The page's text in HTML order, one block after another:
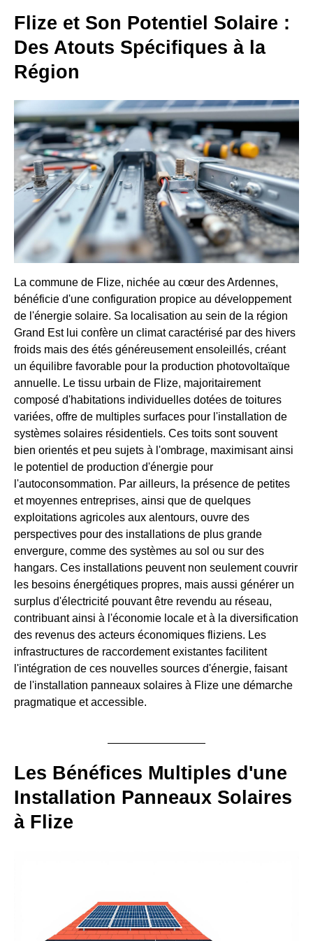
Flize et Son Potentiel Solaire :
Des Atouts Spécifiques à la
Région
La commune de Flize, nichée au cœur des Ardennes,
bénéficie d'une configuration propice au développement
de l'énergie solaire. Sa localisation au sein de la région
Grand Est lui confère un climat caractérisé par des hivers
froids mais des étés généreusement ensoleillés, créant
un équilibre favorable pour la production photovoltaïque
annuelle. Le tissu urbain de Flize, majoritairement
composé d'habitations individuelles dotées de toitures
variées, offre de multiples surfaces pour l'installation de
systèmes solaires résidentiels. Ces toits sont souvent
bien orientés et peu sujets à l'ombrage, maximisant ainsi
le potentiel de production d'énergie pour
l'autoconsommation. Par ailleurs, la présence de petites
et moyennes entreprises, ainsi que de quelques
exploitations agricoles aux alentours, ouvre des
perspectives pour des installations de plus grande
envergure, comme des systèmes au sol ou sur des
hangars. Ces installations peuvent non seulement couvrir
les besoins énergétiques propres, mais aussi générer un
surplus d'électricité pouvant être revendu au réseau,
contribuant ainsi à l'économie locale et à la diversification
des revenus des acteurs économiques fliziens. Les
infrastructures de raccordement existantes facilitent
l'intégration de ces nouvelles sources d'énergie, faisant
de l'installation panneaux solaires à Flize une démarche
pragmatique et accessible.
Les Bénéfices Multiples d'une
Installation Panneaux Solaires
à Flize